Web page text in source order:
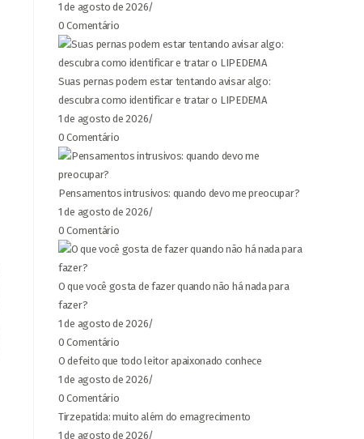
1 de agosto de 2026/
0 Comentário
Suas pernas podem estar tentando avisar algo:
descubra como identificar e tratar o LIPEDEMA
1 de agosto de 2026/
0 Comentário
Pensamentos intrusivos: quando devo me preocupar?
1 de agosto de 2026/
0 Comentário
O que você gosta de fazer quando não há nada para
fazer?
1 de agosto de 2026/
0 Comentário
O defeito que todo leitor apaixonado conhece
1 de agosto de 2026/
0 Comentário
Tirzepatida: muito além do emagrecimento
1 de agosto de 2026/